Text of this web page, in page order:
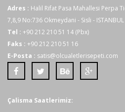
Adres : Halil Rifat Pasa Mahallesi Perpa
7,8,9 No:736 Okmeydani - Sisli - ISTANBUL
Tel : +90 212 210 51 14 (Pbx)
Faks : +90 212 210 51 16
E-Posta : satis@olcualetlerisepeti.com
Çalisma Saatlerimiz: